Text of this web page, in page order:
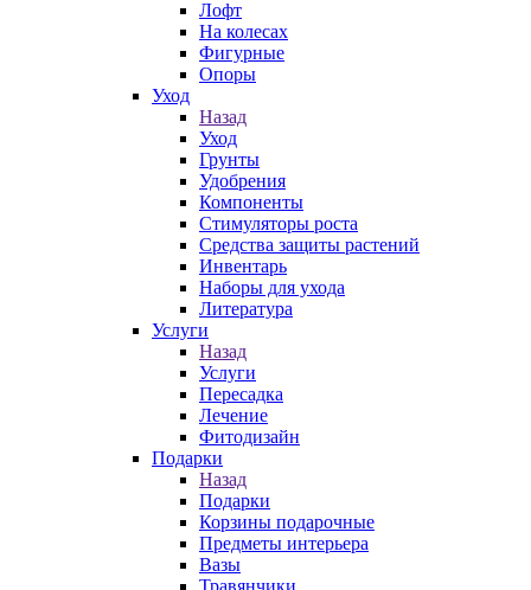
Лофт
На колесах
Фигурные
Опоры
Уход
Назад
Уход
Грунты
Удобрения
Компоненты
Стимуляторы роста
Средства защиты растений
Инвентарь
Наборы для ухода
Литература
Услуги
Назад
Услуги
Пересадка
Лечение
Фитодизайн
Подарки
Назад
Подарки
Корзины подарочные
Предметы интерьера
Вазы
Травянчики